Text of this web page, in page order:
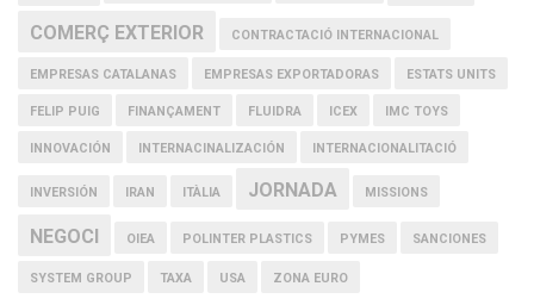
COMERÇ EXTERIOR CONTRACTACIÓ INTERNACIONAL
EMPRESAS CATALANAS EMPRESAS EXPORTADORAS ESTATS UNITS
FELIP PUIG FINANÇAMENT FLUIDRA ICEX IMC TOYS
INNOVACIÓN INTERNACINALIZACIÓN INTERNACIONALITACIÓ
INVERSIÓN IRAN ITÀLIA JORNADA MISSIONS
NEGOCI OIEA POLINTER PLASTICS PYMES SANCIONES
SYSTEM GROUP TAXA USA ZONA EURO